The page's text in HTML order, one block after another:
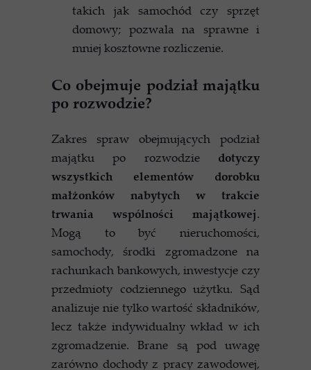
takich jak samochód czy sprzęt
domowy; pozwala na sprawne i
mniej kosztowne rozliczenie.
Co obejmuje podział majątku
po rozwodzie?
Zakres spraw obejmujących podział
majątku po rozwodzie dotyczy
wszystkich elementów dorobku
małżonków nabytych w trakcie
trwania wspólności majątkowej.
Mogą to być nieruchomości,
samochody, środki zgromadzone na
rachunkach bankowych, inwestycje czy
przedmioty codziennego użytku. Sąd
analizuje nie tylko wartość składników,
lecz także indywidualny wkład w ich
zgromadzenie. Brane są pod uwagę
zarówno dochody z pracy zawodowej,